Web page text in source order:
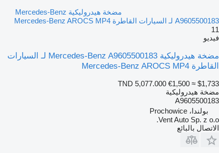
مضخة هيدروليكية Mercedes-Benz
A9605500183 لـ السيارات القاطرة Mercedes-Benz AROCS MP4
11
فيديو
مضخة هيدروليكية Mercedes-Benz A9605500183 لـ السيارات
القاطرة Mercedes-Benz AROCS MP4
TND 5,077.000 €1,500 ≈ $1,733
مضخة هيدروليكية
A9605500183
بولندا، Prochowice
Vent Auto Sp. z o.o.
الاتصال بالبائع